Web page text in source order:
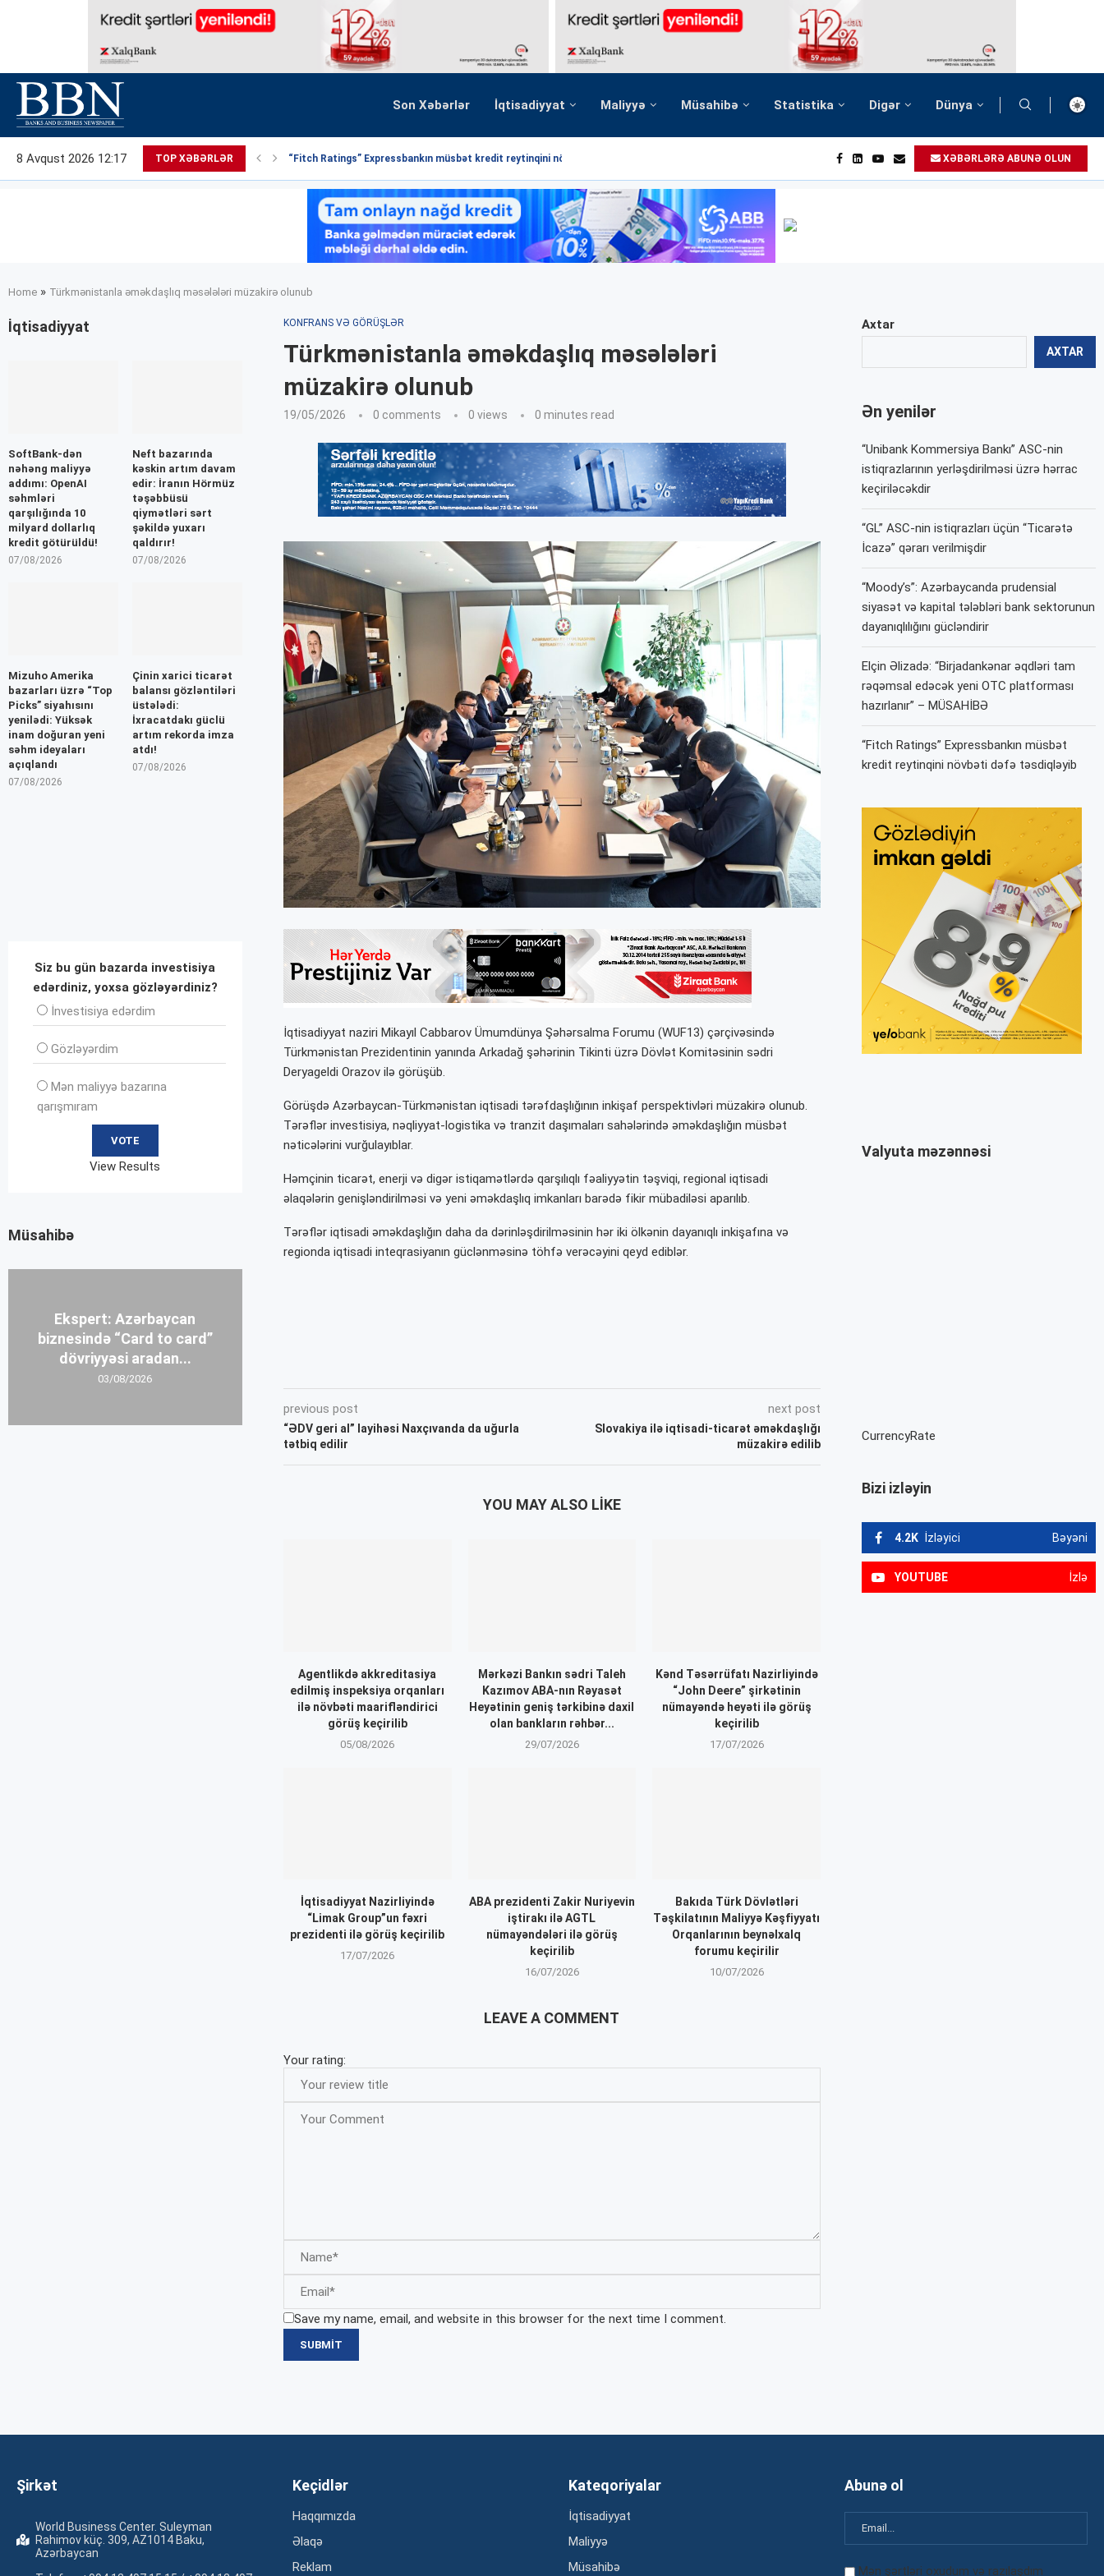
Son Xəbərlər İqtisadiyyat Maliyyə Müsahibə Statistika Digər Dünya
8 Avqust 2026 12:17 TOP XƏBƏRLƏR “Fitch Ratings” Expressbankın müsbət kredit reytinqini növbəti dəfə... XƏBƏRLƏRƏ ABUNƏ OLUN
Home » Türkmənistanla əməkdaşlıq məsələləri müzakirə olunub
KONFRANS VƏ GÖRÜŞLƏR
Türkmənistanla əməkdaşlıq məsələləri
müzakirə olunub
19/05/2026 0 comments 0 views 0 minutes read
İqtisadiyyat naziri Mikayıl Cabbarov Ümumdünya Şəhərsalma Forumu (WUF13) çərçivəsində
Türkmənistan Prezidentinin yanında Arkadağ şəhərinin Tikinti üzrə Dövlət Komitəsinin sədri
Deryageldi Orazov ilə görüşüb.
Görüşdə Azərbaycan-Türkmənistan iqtisadi tərəfdaşlığının inkişaf perspektivləri müzakirə olunub.
Tərəflər investisiya, nəqliyyat-logistika və tranzit daşımaları sahələrində əməkdaşlığın müsbət
nəticələrini vurğulayıblar.
Həmçinin ticarət, enerji və digər istiqamətlərdə qarşılıqlı fəaliyyətin təşviqi, regional iqtisadi
əlaqələrin genişləndirilməsi və yeni əməkdaşlıq imkanları barədə fikir mübadiləsi aparılıb.
Tərəflər iqtisadi əməkdaşlığın daha da dərinləşdirilməsinin hər iki ölkənin dayanıqlı inkişafına və
regionda iqtisadi inteqrasiyanın güclənməsinə töhfə verəcəyini qeyd ediblər.
previous post
“ƏDV geri al” layihəsi Naxçıvanda da uğurla
tətbiq edilir
next post
Slovakiya ilə iqtisadi-ticarət əməkdaşlığı
müzakirə edilib
YOU MAY ALSO LIKE
Agentlikdə akkreditasiya
edilmiş inspeksiya orqanları
ilə növbəti maarifləndirici
görüş keçirilib
05/08/2026
Mərkəzi Bankın sədri Taleh
Kazımov ABA-nın Rəyasət
Heyətinin geniş tərkibinə daxil
olan bankların rəhbər...
29/07/2026
Kənd Təsərrüfatı Nazirliyində
“John Deere” şirkətinin
nümayəndə heyəti ilə görüş
keçirilib
17/07/2026
İqtisadiyyat Nazirliyində
“Limak Group”un fəxri
prezidenti ilə görüş keçirilib
17/07/2026
ABA prezidenti Zakir Nuriyevin
iştirakı ilə AGTL
nümayəndələri ilə görüş
keçirilib
16/07/2026
Bakıda Türk Dövlətləri
Təşkilatının Maliyyə Kəşfiyyatı
Orqanlarının beynəlxalq
forumu keçirilir
10/07/2026
LEAVE A COMMENT
Your rating:
Save my name, email, and website in this browser for the next time I comment.
Axtar
AXTAR
Ən yenilər
“Unibank Kommersiya Bankı” ASC-nin
istiqrazlarının yerləşdirilməsi üzrə hərrac
keçiriləcəkdir
“GL” ASC-nin istiqrazları üçün “Ticarətə
İcazə” qərarı verilmişdir
“Moody’s”: Azərbaycanda prudensial
siyasət və kapital tələbləri bank sektorunun
dayanıqlılığını gücləndirir
Elçin Əlizadə: “Birjadankənar əqdləri tam
rəqəmsal edəcək yeni OTC platforması
hazırlanır” – MÜSAHİBƏ
“Fitch Ratings” Expressbankın müsbət
kredit reytinqini növbəti dəfə təsdiqləyib
Valyuta məzənnəsi
CurrencyRate
Bizi izləyin
4.2K İzləyici Bəyəni
YOUTUBE İzlə
İqtisadiyyat
SoftBank-dən
nəhəng maliyyə
addımı: OpenAI
səhmləri
qarşılığında 10
milyard dollarlıq
kredit götürüldü!
07/08/2026
Neft bazarında
kəskin artım davam
edir: İranın Hörmüz
təşəbbüsü
qiymətləri sərt
şəkildə yuxarı
qaldırır!
07/08/2026
Mizuho Amerika
bazarları üzrə “Top
Picks” siyahısını
yenilədi: Yüksək
inam doğuran yeni
səhm ideyaları
açıqlandı
07/08/2026
Çinin xarici ticarət
balansı gözləntiləri
üstələdi:
İxracatdakı güclü
artım rekorda imza
atdı!
07/08/2026
Siz bu gün bazarda investisiya
edərdiniz, yoxsa gözləyərdiniz?
İnvеstisiya edərdim
Gözləyərdim
Mən maliyyə bazarına
qarışmıram
View Results
Müsahibə
Ekspert: Azərbaycan
biznesində “Card to card”
dövriyyəsi aradan...
03/08/2026
Şirkət
World Business Center. Suleyman
Rahimov küç. 309, AZ1014 Baku,
Azərbaycan
Keçidlər
Haqqımızda
Əlaqə
Reklam
Kateqoriyalar
İqtisadiyyat
Maliyyə
Müsahibə
Abunə ol
Mən şərtləri oxudum və razılaşdım